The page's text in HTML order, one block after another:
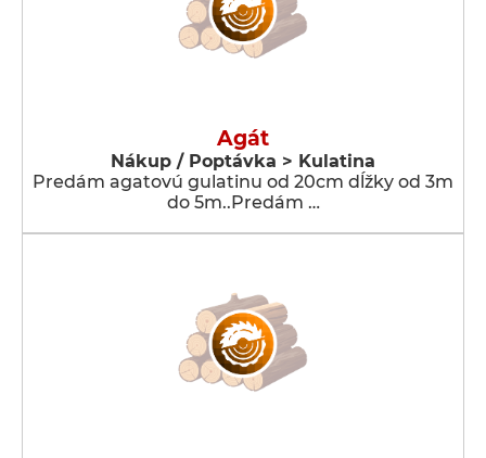
Agát
Nákup / Poptávka > Kulatina
Predám agatovú gulatinu od 20cm dĺžky od 3m
do 5m..Predám …